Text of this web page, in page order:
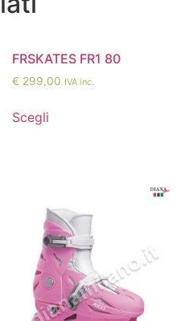
FRSKATES FR1 80
€ 299,00 IVA inc.
Scegli